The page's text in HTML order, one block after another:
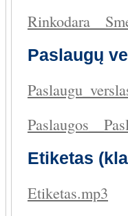
Paslaugų
Etiketas
Etiketas.mp3